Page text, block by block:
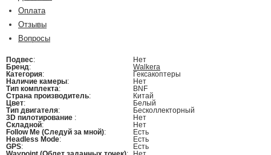
Оплата
Отзывы
Вопросы
Подвес:
Нет
Бренд:
Walkera
Категория:
Гексакоптеры
Наличие камеры:
Нет
Тип комплекта:
BNF
Страна производитель:
Китай
Цвет:
Белый
Тип двигателя:
Бесколлекторный
3D пилотирование :
Нет
Складной:
Нет
Follow Me (Следуй за мной):
Есть
Headless Mode:
Есть
GPS:
Есть